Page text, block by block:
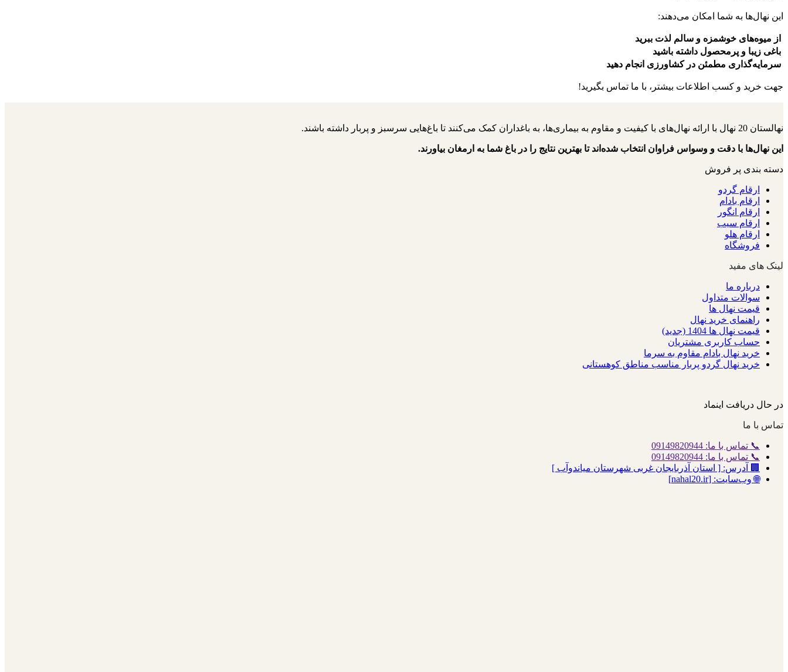
این نهال‌ها به شما امکان می‌دهند:
از میوه‌های خوشمزه و سالم لذت ببرید
باغی زیبا و پرمحصول داشته باشید
سرمایه‌گذاری مطمئن در کشاورزی انجام دهید
جهت خرید و کسب اطلاعات بیشتر، با ما تماس بگیرید!
نهالستان 20 نهال با ارائه نهال‌های با کیفیت و مقاوم به بیماری‌ها، به باغداران کمک می‌کنند تا باغ‌هایی سرسبز و پربار داشته باشند.
این نهال‌ها با دقت و وسواس فراوان انتخاب شده‌اند تا بهترین نتایج را در باغ شما به ارمغان بیاورند.
دسته بندی پر فروش
ارقام گردو
ارقام بادام
ارقام انگور
ارقام سیب
ارقام هلو
فروشگاه
لینک های مفید
درباره ما
سوالات متداول
قیمت نهال ها
راهنمای خرید نهال
قیمت نهال ها 1404 (جدید)
حساب کاربری مشتریان
خرید نهال بادام مقاوم به سرما
خرید نهال گردو پربار مناسب مناطق کوهستانی
در حال دریافت اینماد
تماس با ما
📞 تماس با ما: 09149820944
📞 تماس با ما: 09149820944
🏢 آدرس: [ استان آذربایجان غربی شهرستان میاندوآب ]
🌐 وب‌سایت: [nahal20.ir]